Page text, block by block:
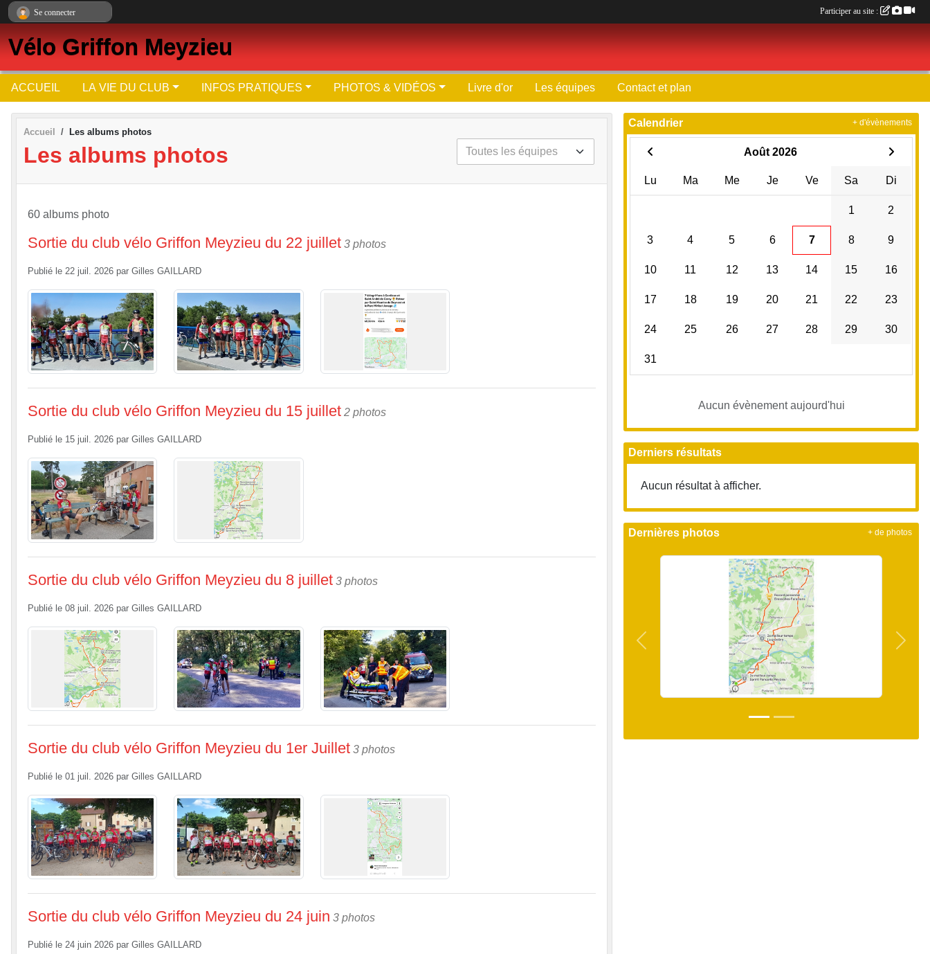
Vélo Griffon Meyzieu
ACCUEIL LA VIE DU CLUB INFOS PRATIQUES PHOTOS & VIDÉOS Livre d'or Les équipes Contact et plan
Accueil Les albums photos
Les albums photos
60 albums photo
Sortie du club vélo Griffon Meyzieu du 22 juillet 3 photos
Publié le 22 juil. 2026 par Gilles GAILLARD
Sortie du club vélo Griffon Meyzieu du 15 juillet 2 photos
Publié le 15 juil. 2026 par Gilles GAILLARD
Sortie du club vélo Griffon Meyzieu du 8 juillet 3 photos
Publié le 08 juil. 2026 par Gilles GAILLARD
Sortie du club vélo Griffon Meyzieu du 1er Juillet 3 photos
Publié le 01 juil. 2026 par Gilles GAILLARD
Sortie du club vélo Griffon Meyzieu du 24 juin 3 photos
Publié le 24 juin 2026 par Gilles GAILLARD
Calendrier
Août 2026
Lu Ma Me Je Ve Sa Di
1 2
3 4 5 6 7 8 9
10 11 12 13 14 15 16
17 18 19 20 21 22 23
24 25 26 27 28 29 30
31
Aucun évènement aujourd'hui
+ d'évènements
Derniers résultats
Aucun résultat à afficher.
Dernières photos
Précedent
+ de photos
Se connecter Participer au site :
Panneau de gestion des cookies